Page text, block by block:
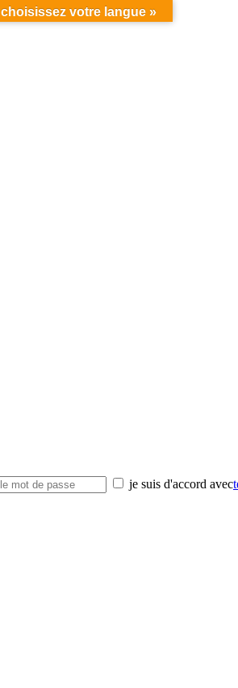
je suis d'accord avec
choisissez votre langue »